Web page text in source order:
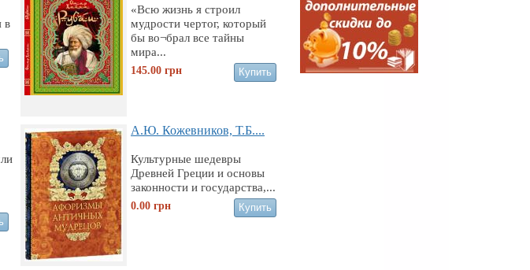
в
«Всю жизнь я строил
мудрости чертог, который
бы во¬брал все тайны
мира...
145.00 грн
А.Ю. Кожевников, Т.Б....
Культурные шедевры
Древней Греции и основы
законности и государства,...
0.00 грн